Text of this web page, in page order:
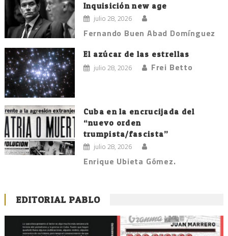
Inquisición new age
julio 28, 2026
Fernando Buen Abad Domínguez
El azúcar de las estrellas
julio 28, 2026 Frei Betto
Cuba en la encrucijada del
“nuevo orden
trumpista/fascista”
julio 28, 2026
Enrique Ubieta Gómez.
EDITORIAL PABLO